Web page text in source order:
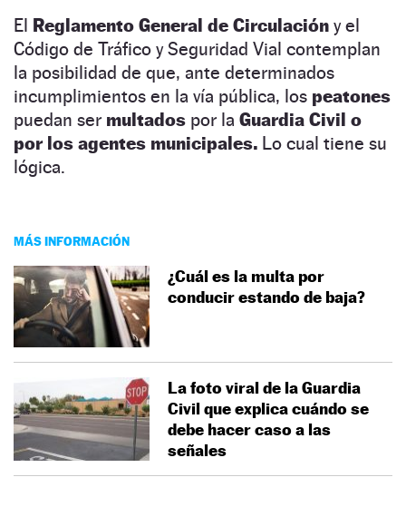
El Reglamento General de Circulación y el
Código de Tráfico y Seguridad Vial contemplan
la posibilidad de que, ante determinados
incumplimientos en la vía pública, los peatones
puedan ser multados por la Guardia Civil o
por los agentes municipales. Lo cual tiene su
lógica.
MÁS INFORMACIÓN
¿Cuál es la multa por
conducir estando de baja?
La foto viral de la Guardia
Civil que explica cuándo se
debe hacer caso a las
señales